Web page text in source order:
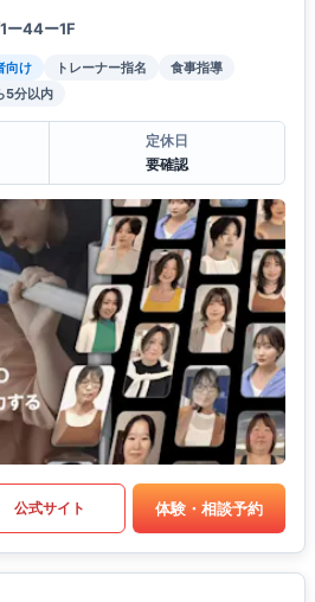
ー44ー1F
向け トレーナー指名
食事指導
5分以内
定休日
要確認
公式サイト 体験・相談予約